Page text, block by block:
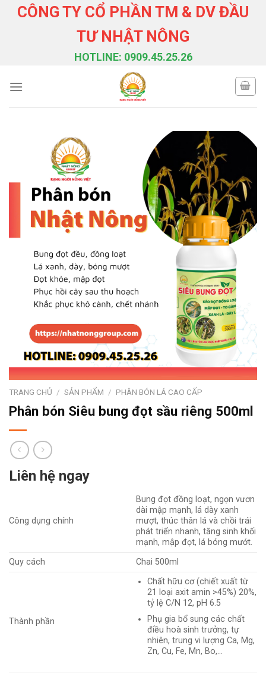
SkipCÔNG TY CỔ PHẦN TM & DV ĐẦU
TƯ NHẬT NÔNG
HOTLINE: 0909.45.25.26
TRANG CHỦ / SẢN PHẨM / PHÂN BÓN LÁ CAO CẤP
Phân bón Siêu bung đọt sầu riêng 500ml
Liên hệ ngay
Công dụng chính
Bung đọt đồng loạt, ngọn vươn
dài mập mạnh, lá dày xanh
mượt, thúc thân lá và chồi trái
phát triển nhanh, tăng sinh khối
mạnh, mập đọt, lá bóng mướt.
Quy cách
Chai 500ml
Thành phần
Chất hữu cơ (chiết xuất từ
21 loại axit amin >45%) 20%,
tỷ lệ C/N 12, pH 6.5
Phụ gia bổ sung các chất
điều hoà sinh trưởng, tự
nhiên, trung vi lượng Ca, Mg,
Zn, Cu, Fe, Mn, Bo,…